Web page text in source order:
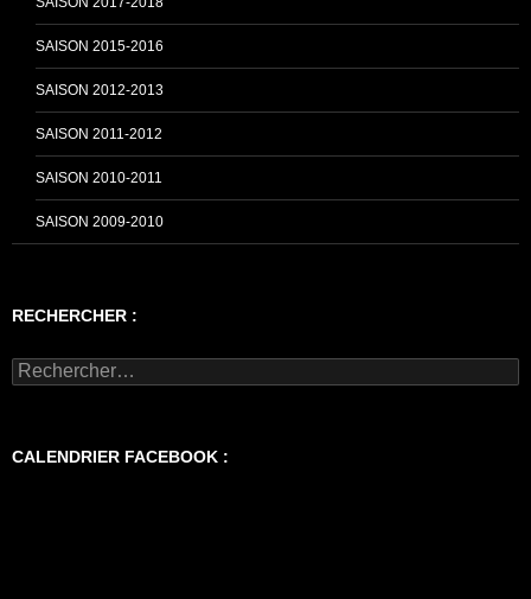
SAISON 2015-2016
SAISON 2012-2013
SAISON 2011-2012
SAISON 2010-2011
SAISON 2009-2010
RECHERCHER :
Rechercher :
CALENDRIER FACEBOOK :